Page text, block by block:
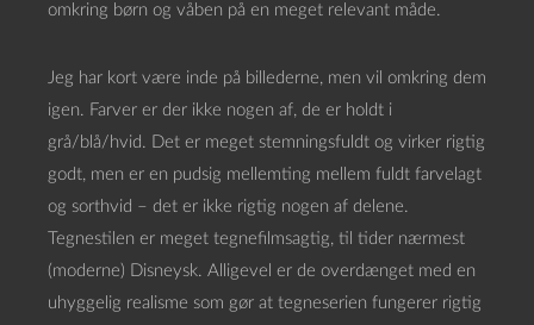
omkring børn og våben på en meget relevant måde.
Jeg har kort være inde på billederne, men vil omkring dem
igen. Farver er der ikke nogen af, de er holdt i
grå/blå/hvid. Det er meget stemningsfuldt og virker rigtig
godt, men er en pudsig mellemting mellem fuldt farvelagt
og sorthvid – det er ikke rigtig nogen af delene.
Tegnestilen er meget tegnefilmsagtig, til tider nærmest
(moderne) Disneysk. Alligevel er de overdænget med en
uhyggelig realisme som gør at tegneserien fungerer rigtig